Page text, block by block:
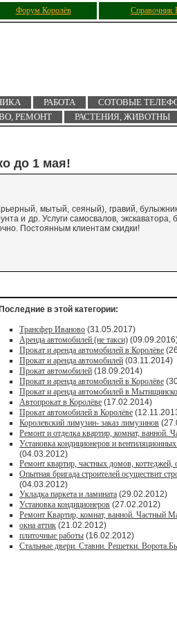
Форум Королёв Справочник
РАБОТА СОТОВЫЕ
РЕМОНТ РАСТЕНИЯ, ЖИВОТНЫ
до 1 мая!
мытый, сеяный), гравий,
и др. Услуги самосвалов, экскаватора,
Постоянным клиентам скидки!
Последние в этой категории:
Трансфер Иваново (31.05.2017)
Аренда автомобилей (не такси)
Прокат и аренда автомобилей в Королёве
Прокат и аренда автомобилей (03.11.2014)
Прокат автомобилей (18.09.2014)
Прокат и аренда автомобилей в Королёве
Прокат и аренда автомобилей в
Автопрокат в Королёве (17.02.2014)
Прокат автомобилей в Королёве
Королевский лимузин- заказ лимузинов
Ремонт и отделка квартир, комнат, ванной.
Установка кондиционеров и
(04.03.2012)
Ремонт квартир, частных домов, коттеджей,
Опытная бригада строителей осуществит
(04.03.2012)
Укладка паркета и ламината (29.02.2012)
Установка кондиционеров (27.02.2012)
Ремонт Квартир, комнат, ванной. Частный
окна аттик (21.02.2012)
плиточные работы (16.02.2012)
Стальные двери. Ставни. Решетки.